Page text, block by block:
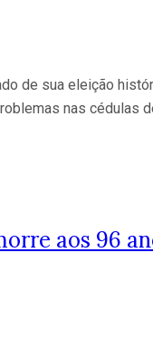
de sua eleição
nas cédulas
aos 96